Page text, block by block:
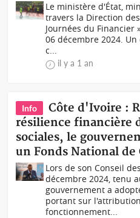
Le ministère d'État,
travers la Direction
Journées du Financier
06 décembre 2024.
c...
il y a 1 an
Info
Côte d'Ivoire :
résilience financière
sociales, le
un Fonds National de
Lors de son Conseil
décembre 2024, tenu
gouvernement a
portant sur
fonctionnement...